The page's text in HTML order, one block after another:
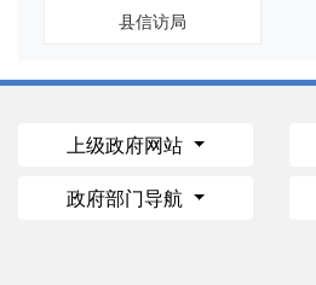
县信访局
上级政府网站
政府部门导航